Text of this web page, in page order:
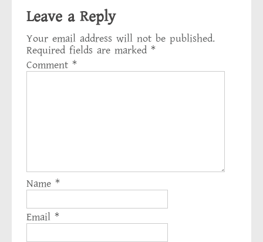
Leave a Reply
Your email address will not be published.
Required fields are marked *
Comment *
Name *
Email *